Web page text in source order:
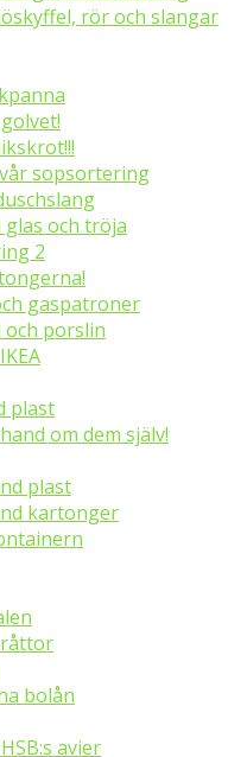
rör och slangar
sopsortering
glas och tröja
2
gaspatroner
porslin
plast
om dem själv!
plast
kartonger
bolån
avier